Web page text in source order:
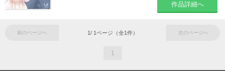
作品詳細へ
前のページへ 1/ 1ページ（全1件） 次のページへ
1